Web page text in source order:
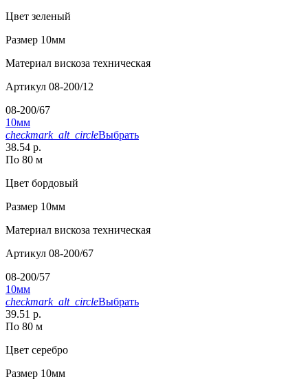
Цвет зеленый
Размер 10мм
Материал вискоза техническая
Артикул 08-200/12
08-200/67
10мм
checkmark_alt_circleВыбрать
38.54 р.
По 80 м
Цвет бордовый
Размер 10мм
Материал вискоза техническая
Артикул 08-200/67
08-200/57
10мм
checkmark_alt_circleВыбрать
39.51 р.
По 80 м
Цвет серебро
Размер 10мм